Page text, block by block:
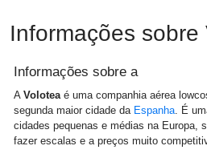
Informações sobre
Informações sobre a
A Volotea é uma companhia aérea
segunda maior cidade da Espanha . É
cidades pequenas e médias na Europa,
fazer escalas e a preços muito